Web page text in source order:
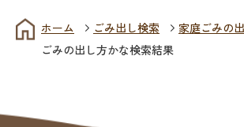
ホーム ごみ出し検索 家庭ごみの
ごみの出し方かな検索結果